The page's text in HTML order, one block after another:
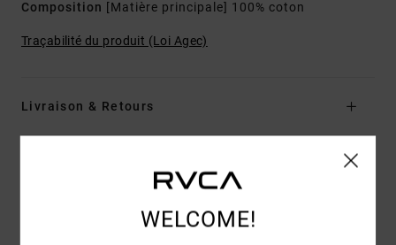
Composition [Matière principale] 100% coton
Traçabilité du produit (Loi Agec)
Livraison & Retours
WELCOME!